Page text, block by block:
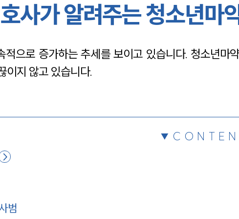
채용정보
사가 알려주는 청소년마
으로 증가하는 추세를 보이고 있습니다. 청소년마
이지 않고 있습니다.
범